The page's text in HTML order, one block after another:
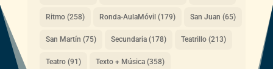
Ritmo(258) Ronda-AulaMóvil (179) San Juan (65)
San Martín (75) Secundaria(178) Teatrillo(213)
Teatro(91) Texto + Música(358)